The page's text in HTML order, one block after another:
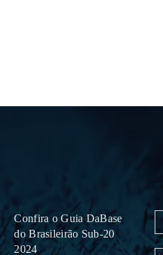
Confira o Guia DaBase
do Brasileirão Sub-20
2024